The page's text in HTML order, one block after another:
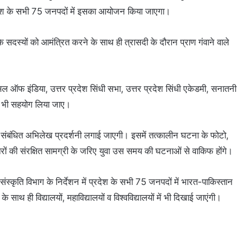
के सभी 75 जनपदों में इसका आयोजन किया जाएगा।
के सदस्यों को आमंत्रित करने के साथ ही त्रासदी के दौरान प्राण गंवाने वाले
ऑफ इंडिया, उत्तर प्रदेश सिंधी सभा, उत्तर प्रदेश सिंधी एकेडमी, सनातनी
सहयोग लिया जाए।
संबंधित अभिलेख प्रदर्शनी लगाई जाएगी। इसमें तत्कालीन घटना के फोटो,
की संरक्षित सामग्री के जरिए युवा उस समय की घटनाओं से वाकिफ होंगे।
विभाग के निर्देशन में प्रदेश के सभी 75 जनपदों में भारत-पाकिस्तान
ही विद्यालयों, महाविद्यालयों व विश्वविद्यालयों में भी दिखाई जाएंगी।
रातों-रात शोहरत, फिर मिली गुमनामी…
2027 के चुनाव में सपा के साथ रहेंगे,
अखिलेश यादव बनेंगे मुख्यमंत्री: बाबू सिंह
कुशवाहा